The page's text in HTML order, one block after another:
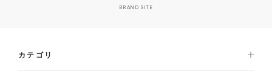
BRAND SITE
カテゴリ